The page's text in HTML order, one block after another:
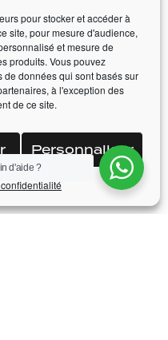
pour stocker et accéder à
site, pour mesure d'audience,
et mesure de
produits. Vous pouvez
de données qui sont basés sur
à l'exception des
de ce site.
Personnaliser
d'aide ?